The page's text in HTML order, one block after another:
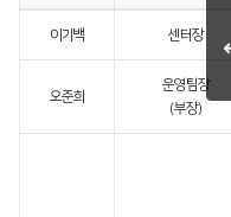
이기백 센터장
오준희
운영팀장
(부장)